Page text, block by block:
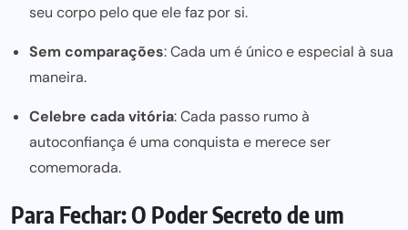
seu corpo pelo que ele faz por si.
Sem comparações: Cada um é único e especial à sua
maneira.
Celebre cada vitória: Cada passo rumo à
autoconfiança é uma conquista e merece ser
comemorada.
Para Fechar: O Poder Secreto de um